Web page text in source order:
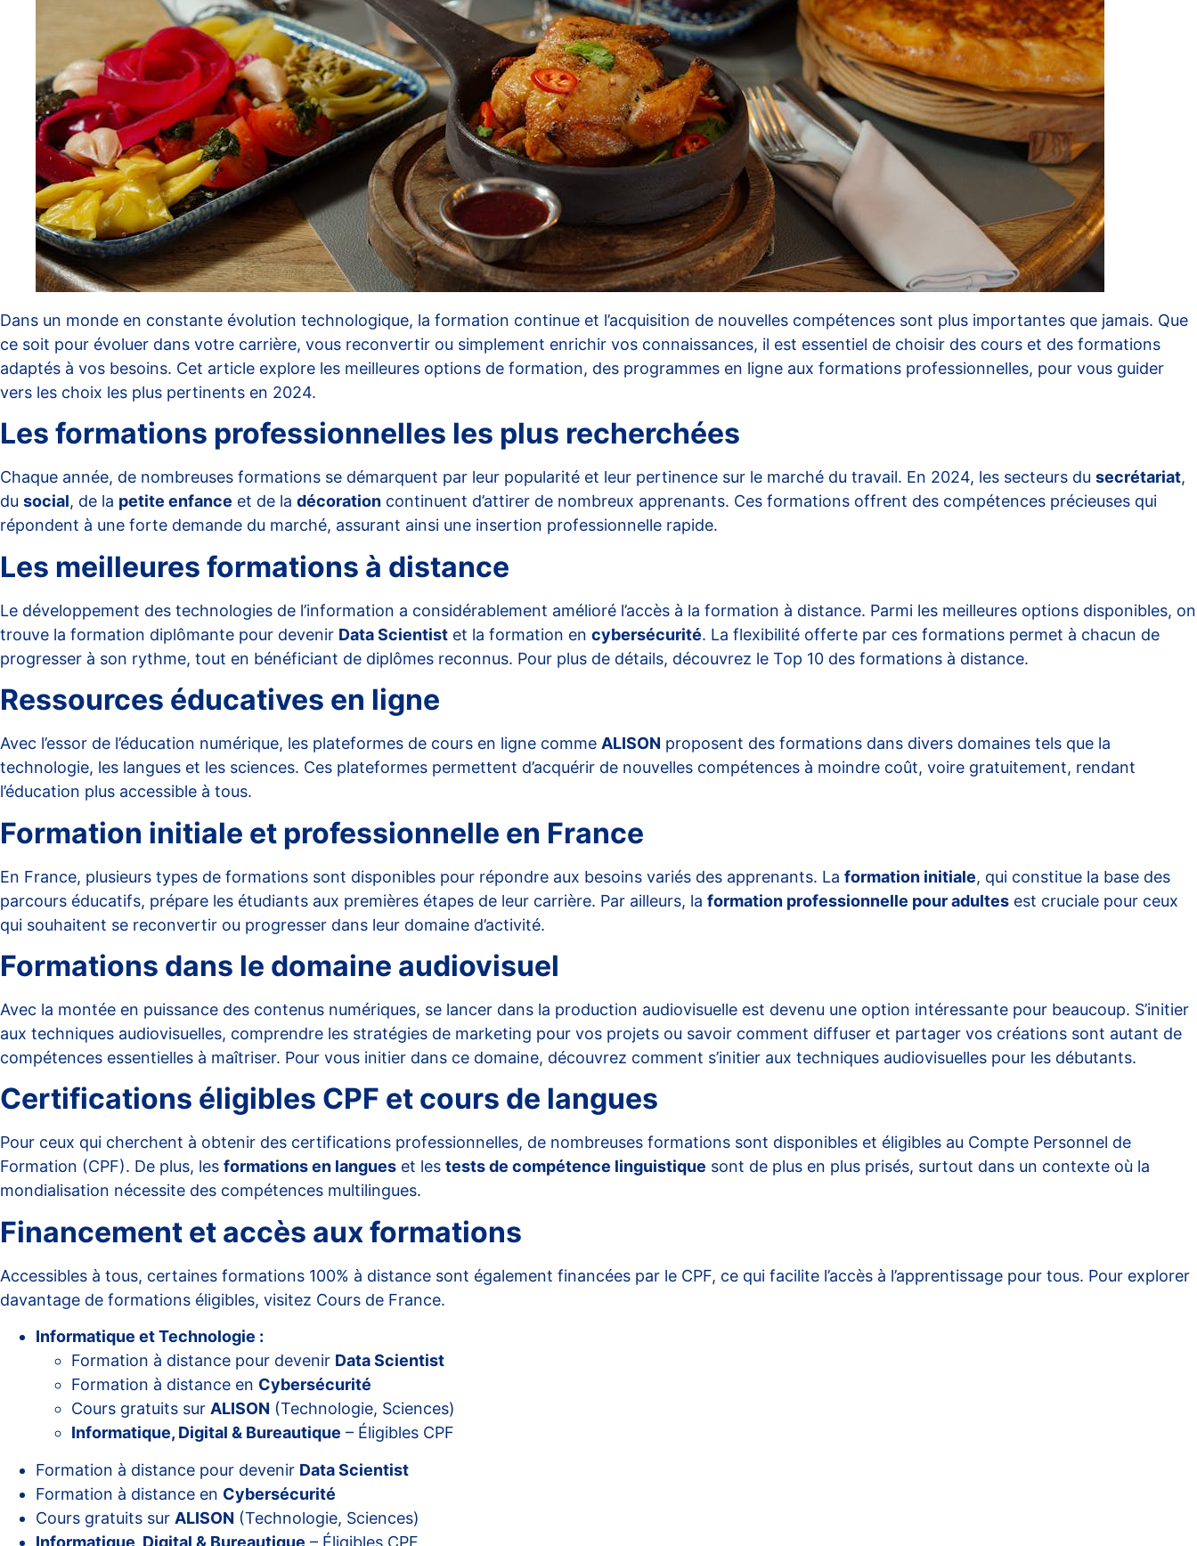
Dans un monde en constante évolution technologique, la formation continue et l’acquisition de nouvelles compétences sont plus importantes que jamais. Que
ce soit pour évoluer dans votre carrière, vous reconvertir ou simplement enrichir vos connaissances, il est essentiel de choisir des cours et des formations
adaptés à vos besoins. Cet article explore les meilleures options de formation, des programmes en ligne aux formations professionnelles, pour vous guider
vers les choix les plus pertinents en 2024.
Les formations professionnelles les plus recherchées
Chaque année, de nombreuses formations se démarquent par leur popularité et leur pertinence sur le marché du travail. En 2024, les secteurs du secrétariat,
du social, de la petite enfance et de la décoration continuent d’attirer de nombreux apprenants. Ces formations offrent des compétences précieuses qui
répondent à une forte demande du marché, assurant ainsi une insertion professionnelle rapide.
Les meilleures formations à distance
Le développement des technologies de l’information a considérablement amélioré l’accès à la formation à distance. Parmi les meilleures options disponibles, on
trouve la formation diplômante pour devenir Data Scientist et la formation en cybersécurité. La flexibilité offerte par ces formations permet à chacun de
progresser à son rythme, tout en bénéficiant de diplômes reconnus. Pour plus de détails, découvrez le Top 10 des formations à distance.
Ressources éducatives en ligne
Avec l’essor de l’éducation numérique, les plateformes de cours en ligne comme ALISON proposent des formations dans divers domaines tels que la
technologie, les langues et les sciences. Ces plateformes permettent d’acquérir de nouvelles compétences à moindre coût, voire gratuitement, rendant
l’éducation plus accessible à tous.
Formation initiale et professionnelle en France
En France, plusieurs types de formations sont disponibles pour répondre aux besoins variés des apprenants. La formation initiale, qui constitue la base des
parcours éducatifs, prépare les étudiants aux premières étapes de leur carrière. Par ailleurs, la formation professionnelle pour adultes est cruciale pour ceux
qui souhaitent se reconvertir ou progresser dans leur domaine d’activité.
Formations dans le domaine audiovisuel
Avec la montée en puissance des contenus numériques, se lancer dans la production audiovisuelle est devenu une option intéressante pour beaucoup. S’initier
aux techniques audiovisuelles, comprendre les stratégies de marketing pour vos projets ou savoir comment diffuser et partager vos créations sont autant de
compétences essentielles à maîtriser. Pour vous initier dans ce domaine, découvrez comment s’initier aux techniques audiovisuelles pour les débutants.
Certifications éligibles CPF et cours de langues
Pour ceux qui cherchent à obtenir des certifications professionnelles, de nombreuses formations sont disponibles et éligibles au Compte Personnel de
Formation (CPF). De plus, les formations en langues et les tests de compétence linguistique sont de plus en plus prisés, surtout dans un contexte où la
mondialisation nécessite des compétences multilingues.
Financement et accès aux formations
Accessibles à tous, certaines formations 100% à distance sont également financées par le CPF, ce qui facilite l’accès à l’apprentissage pour tous. Pour explorer
davantage de formations éligibles, visitez Cours de France.
Informatique et Technologie :
Formation à distance pour devenir Data Scientist
Formation à distance en Cybersécurité
Cours gratuits sur ALISON (Technologie, Sciences)
Informatique, Digital & Bureautique – Éligibles CPF
Formation à distance pour devenir Data Scientist
Formation à distance en Cybersécurité
Cours gratuits sur ALISON (Technologie, Sciences)
Informatique, Digital & Bureautique – Éligibles CPF